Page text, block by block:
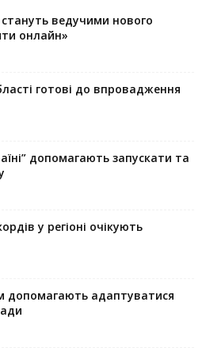
стануть ведучими нового
онлайн»
готові до впровадження
допомагають запускaти та
у регіоні очікують
допомагають адаптуватися